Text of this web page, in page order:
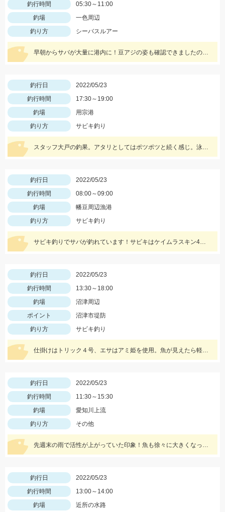
釣行時間
05:30～11:00
釣場
一色周辺
釣り方
シーバスルアー
早朝からサバが大量に港内に！豆アジの姿も確認できましたのでベイトは大量ですね！
釣行日
2022/05/23
釣行時間
17:30～19:00
釣場
用宗港
釣り方
サビキ釣り
スタッフ大戸の釣果。アタリとしてはポツポツと続く感じ。泳がせ仕掛で青物も狙えるかも。
釣行日
2022/05/23
釣行時間
08:00～09:00
釣場
幡豆周辺漁港
釣り方
サビキ釣り
サビキ釣りでサバが釣れています！サビキはケイムラスキン4号、エサは冷凍アミエビを使用しました。
釣行日
2022/05/23
釣行時間
13:30～18:00
釣場
沼津周辺
ポイント
沼津市堤防
釣り方
サビキ釣り
仕掛けはトリック４号、エサはアミ姫を使用。魚が見えたら軽くエサを撒いて、仕掛けをたらせば入れ食いでした。
釣行日
2022/05/23
釣行時間
11:30～15:30
釣場
愛知川上流
釣り方
その他
先週末の雨で活性が上がっていた印象！魚も徐々に大きくなっており、まだまだ楽しめそうですよ♪
釣行日
2022/05/23
釣行時間
13:00～14:00
釣場
近所の水路